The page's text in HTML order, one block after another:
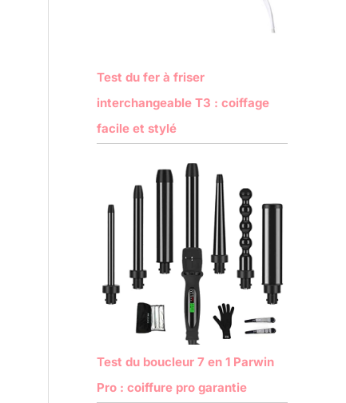
Test du fer à friser
interchangeable T3 : coiffage
facile et stylé
Test du boucleur 7 en 1 Parwin
Pro : coiffure pro garantie